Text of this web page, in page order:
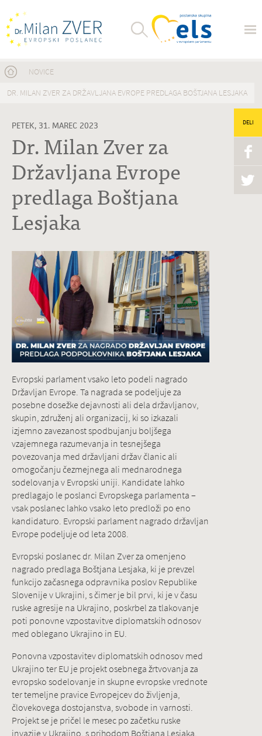
Nahajate se tukaj
NOVICE
DR. MILAN ZVER ZA DRŽAVLJANA EVROPE PREDLAGA BOŠTJANA LESJAKA
PETEK, 31. MAREC 2023
Dr. Milan Zver za
Državljana Evrope
predlaga Boštjana
Lesjaka
DELI
Evropski parlament vsako leto podeli nagrado
Državljan Evrope. Ta nagrada se podeljuje za
posebne dosežke dejavnosti ali dela državljanov,
skupin, združenj ali organizacij, ki so izkazali
izjemno zavezanost spodbujanju boljšega
vzajemnega razumevanja in tesnejšega
povezovanja med državljani držav članic ali
omogočanju čezmejnega ali mednarodnega
sodelovanja v Evropski uniji. Kandidate lahko
predlagajo le poslanci Evropskega parlamenta –
vsak poslanec lahko vsako leto predloži po eno
kandidaturo. Evropski parlament nagrado državljan
Evrope podeljuje od leta 2008.
Evropski poslanec dr. Milan Zver za omenjeno
nagrado predlaga Boštjana Lesjaka, ki je prevzel
funkcijo začasnega odpravnika poslov Republike
Slovenije v Ukrajini, s čimer je bil prvi, ki je v času
ruske agresije na Ukrajino, poskrbel za tlakovanje
poti ponovne vzpostavitve diplomatskih odnosov
med oblegano Ukrajino in EU.
Ponovna vzpostavitev diplomatskih odnosov med
Ukrajino ter EU je projekt osebnega žrtvovanja za
evropsko sodelovanje in skupne evropske vrednote
ter temeljne pravice Evropejcev do življenja,
človekovega dostojanstva, svobode in varnosti.
Projekt se je pričel le mesec po začetku ruske
invazije v Ukrajino, s prihodom Boštjana Lesjaka,